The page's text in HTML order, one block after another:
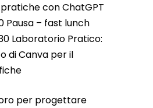
con ChatGPT
Pausa – fast lunch
Laboratorio Pratico:
di Canva per il
per progettare